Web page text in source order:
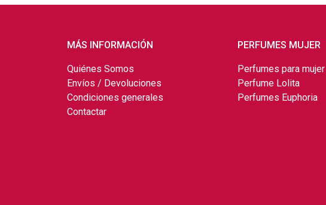
MÁS INFORMACIÓN
Quiénes Somos
Envíos / Devoluciones
Condiciones generales
Contactar
PERFUMES MUJER
Perfumes para mujer
Perfume Lolita
Perfumes Euphoria